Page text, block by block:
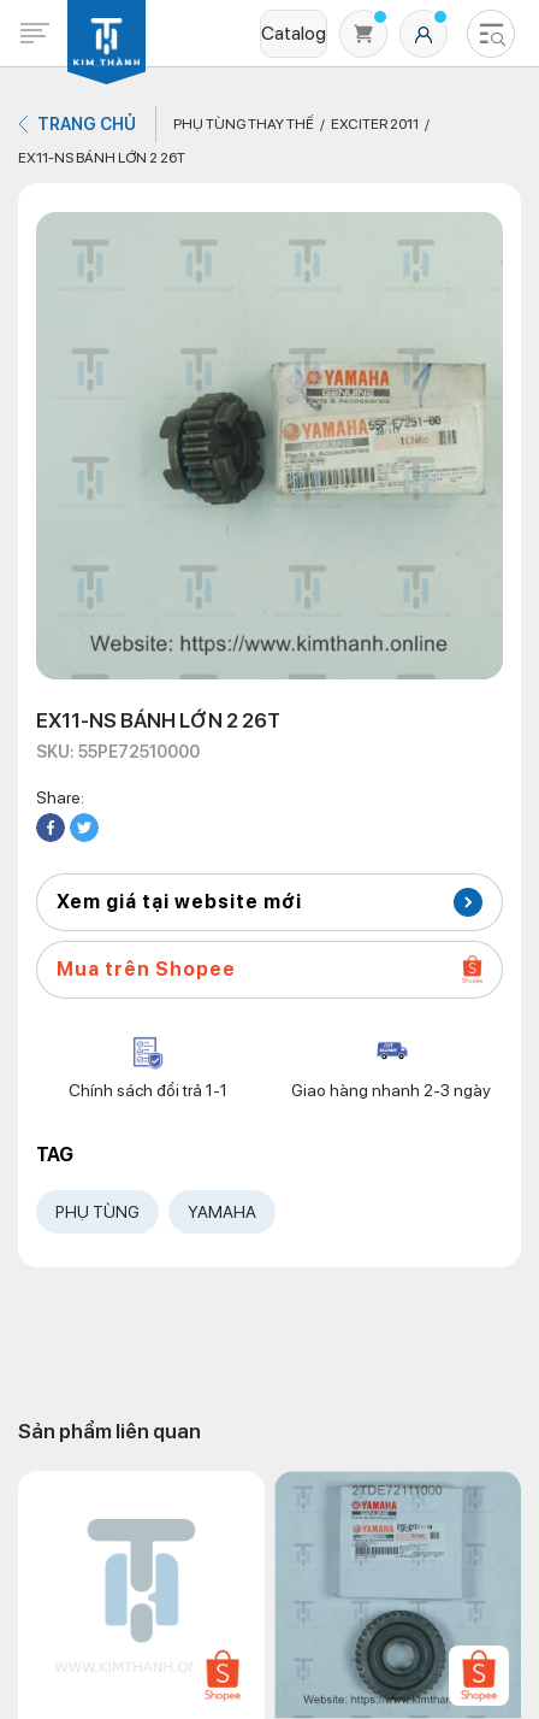
Catalog
TRANG CHỦ PHỤ TÙNG THAY THẾ
EXCITER 2011
EX11-NS BÁNH LỚN 2 26T
EX11-NS BÁNH LỚN 2 26T
SKU: 55PE72510000
Share:
Xem giá tại website mới
Mua trên Shopee
Chính sách đổi trả 1-1 Giao hàng nhanh 2-3 ngày
TAG
PHỤ TÙNG YAMAHA
Sản phẩm liên quan